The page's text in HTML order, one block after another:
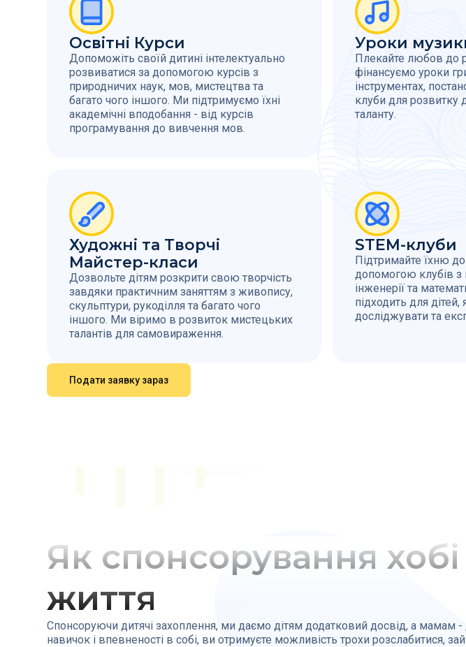
Освітні Курси
Допоможіть своїй дитині інтелектуально
розвиватися за допомогою курсів з
природничих наук, мов, мистецтва та
багато чого іншого. Ми підтримуємо їхні
академічні вподобання - від курсів
програмування до вивчення мов.
Уроки
Плекайте любов до
фінансуємо уроки
інструментах,
клуби для розвитку
таланту.
Художні та Творчі
Майстер-класи
Дозвольте дітям розкрити свою творчість
завдяки практичним заняттям з живопису,
скульптури, рукоділля та багато чого
іншого. Ми віримо в розвиток мистецьких
талантів для самовираження.
STEM-клуби
Підтримайте їхню
допомогою клубів з
інженерії та
підходить для дітей,
досліджувати та
Подати заявку зараз
Як спонсорування
життя
Спонсоруючи дитячі захоплення, ми даємо дітям додатковий досвід, а мамам
навичок і впевненості в собі, ви отримуєте можливість трохи розслабитися,